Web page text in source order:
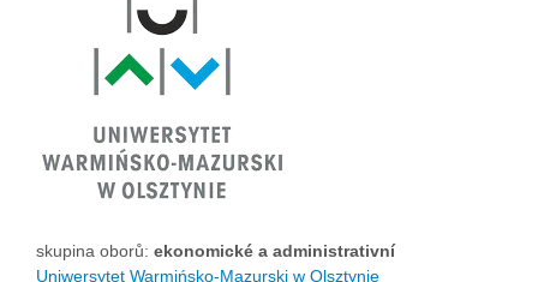
skupina oborů: ekonomické a administrativní
Uniwersytet Warmińsko-Mazurski w Olsztynie